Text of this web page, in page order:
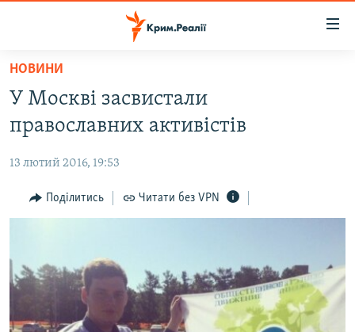
Перейти
основного
матеріалу
Перейти
до
навігації
Перейти
пошуку
ВІДЕО ТА ФОТО
ПОЛІТИКА
БЛОГИ
ВСЕ ЗА ДЕНЬ
СПЕЦПРОЕКТИ
НОВИНИ
У Москві засвистали
православних активістів
13 лютий 2016, 19:53
Поділитись Читати без VPN